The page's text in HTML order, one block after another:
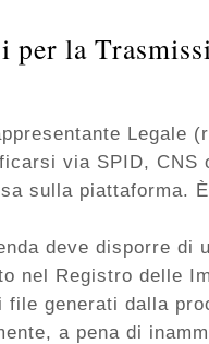
la
Legale
via SPID, CNS
sulla piattaforma.
deve disporre di
nel Registro delle
file generati dalla
a pena di